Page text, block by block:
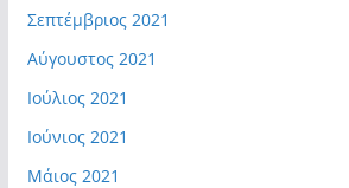
Σεπτέμβριος 2021
Αύγουστος 2021
Ιούλιος 2021
Ιούνιος 2021
Μάιος 2021